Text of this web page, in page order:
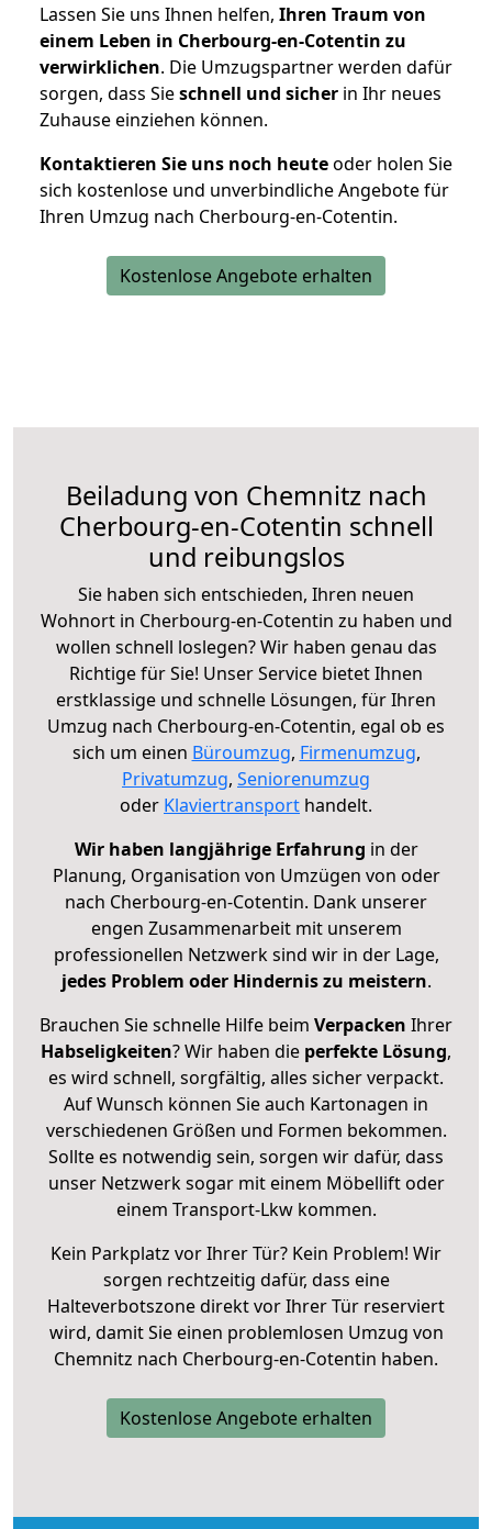
Lassen Sie uns Ihnen helfen, Ihren Traum von
einem Leben in Cherbourg-en-Cotentin zu
verwirklichen. Die Umzugspartner werden dafür
sorgen, dass Sieschnell und sicher in Ihr neues
Zuhause einziehen können.
Kontaktieren Sie uns noch heuteoder holen Sie
sich kostenlose und unverbindliche Angebote für
Ihren Umzug nach Cherbourg-en-Cotentin.
Kostenlose Angebote erhalten
Beiladung von Chemnitz nach
Cherbourg-en-Cotentin schnell
und reibungslos
Sie haben sich entschieden, Ihren neuen
Wohnort in Cherbourg-en-Cotentin zu haben und
wollen schnell loslegen? Wir haben genau das
Richtige für Sie! Unser Service bietet Ihnen
erstklassige und schnelle Lösungen, für Ihren
Umzug nach Cherbourg-en-Cotentin, egal ob es
sich um einen Büroumzug, Firmenumzug,
Privatumzug, Seniorenumzug
oder Klaviertransport handelt.
Wir haben langjährige Erfahrung in der
Planung, Organisation von Umzügen von oder
nach Cherbourg-en-Cotentin. Dank unserer
engen Zusammenarbeit mit unserem
professionellen Netzwerk sind wir in der Lage,
jedes Problem oder Hindernis zu meistern.
Brauchen Sie schnelle Hilfe beim Verpacken Ihrer
Habseligkeiten? Wir haben die perfekte Lösung,
es wird schnell, sorgfältig, alles sicher verpackt.
Auf Wunsch können Sie auch Kartonagen in
verschiedenen Größen und Formen bekommen.
Sollte es notwendig sein, sorgen wir dafür, dass
unser Netzwerk sogar mit einem Möbellift oder
einem Transport-Lkw kommen.
Kein Parkplatz vor Ihrer Tür? Kein Problem! Wir
sorgen rechtzeitig dafür, dass eine
Halteverbotszone direkt vor Ihrer Tür reserviert
wird, damit Sie einen problemlosen Umzug von
Chemnitz nach Cherbourg-en-Cotentin haben.
Kostenlose Angebote erhalten